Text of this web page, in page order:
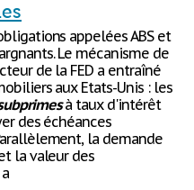
appelées ABS et
Le mécanisme de
de la FED a entraîné
aux Etats-Unis : les
à taux d'intérêt
des échéances
la demande
la valeur des